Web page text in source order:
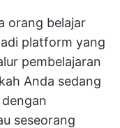
orang belajar
platform yang
pembelajaran
Anda sedang
seseorang